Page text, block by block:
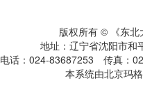
版权所有 © 《东北
地址：辽宁省沈阳市
电话：024-83687253 传真：
本系统由北京玛